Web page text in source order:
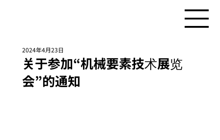
关于参加“机械要素技术展览
会”的通知
2024年4月23日